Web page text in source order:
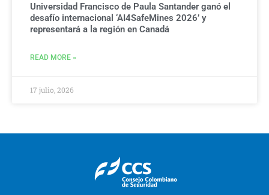
Universidad Francisco de Paula Santander ganó el
desafío internacional ‘AI4SafeMines 2026’ y
representará a la región en Canadá
READ MORE »
17 julio, 2026